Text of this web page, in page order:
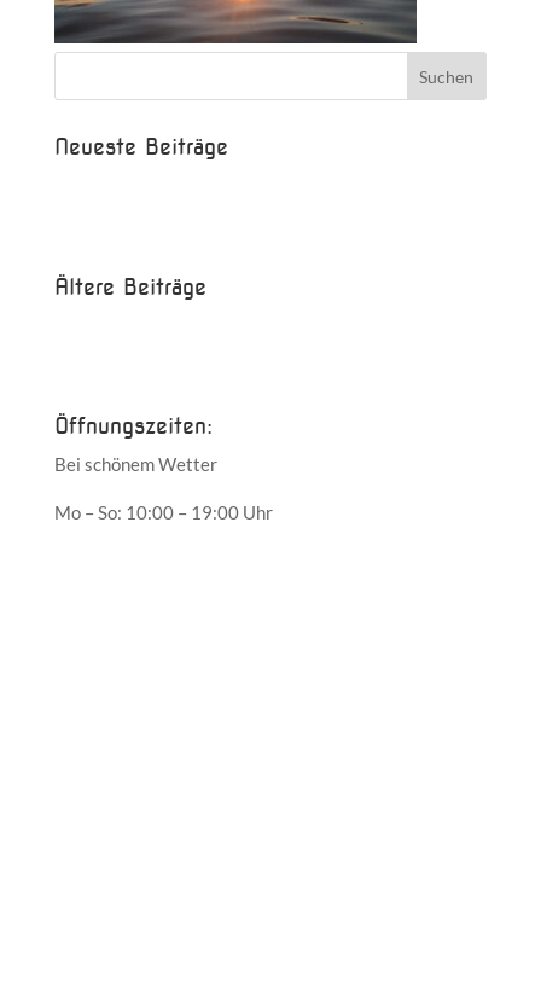
Neueste Beiträge
Ältere Beiträge
Öffnungszeiten:
Bei schönem Wetter
Mo – So: 10:00 – 19:00 Uhr